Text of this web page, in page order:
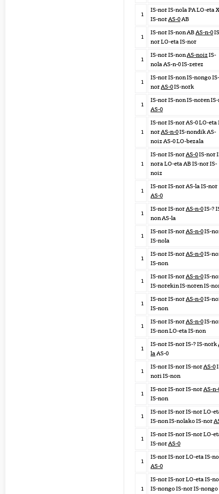
1
IS-nor IS-nola PA LO-eta
IS-norAS-0AB
1
IS-nor IS-non AB AS-n-0
nor LO-eta IS-nor
1
IS-nor IS-nonAS-noiz IS-
nola AS-n-0 IS-zerez
1
IS-nor IS-non IS-nongo IS-
norAS-0IS-nork
1
IS-nor IS-non IS-noren
AS-0
1
IS-nor IS-nor AS-0 LO-eta
norAS-n-0IS-nondik AS-
noiz AS-0 LO-bezala
1
IS-nor IS-norAS-0IS-nor
nora LO-eta AB IS-nor IS-
noiz
1
IS-nor IS-nor AS-la IS-nor
AS-0
1
IS-nor IS-norAS-n-0IS-?
non AS-la
1
IS-nor IS-norAS-n-0IS-
IS-nola
1
IS-nor IS-norAS-n-0IS-
IS-non
1
IS-nor IS-norAS-n-0IS-
IS-norekin IS-noren IS-
1
IS-nor IS-norAS-n-0IS-
IS-non
1
IS-nor IS-norAS-n-0IS-
IS-non LO-eta IS-non
1
IS-nor IS-nor IS-? IS-nork
laAS-0
1
IS-nor IS-nor IS-norAS-0
nori IS-non
1
IS-nor IS-nor IS-norAS-n-
IS-non
1
IS-nor IS-nor IS-nor LO-
IS-non IS-nolako IS-nor
1
IS-nor IS-nor IS-nor LO-
IS-norAS-0
1
IS-nor IS-nor LO-eta IS-
AS-0
1
IS-nor IS-nor LO-eta IS-
IS-nongo IS-nor IS-nongo